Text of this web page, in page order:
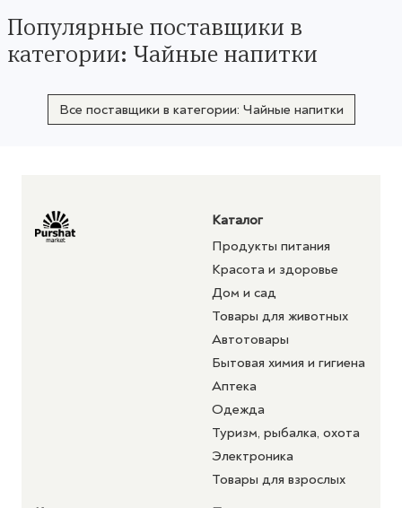
Популярные поставщики в
категории: Чайные напитки
Все поставщики в категории: Чайные напитки
Каталог
Продукты питания
Красота и здоровье
Дом и сад
Товары для животных
Автотовары
Бытовая химия и гигиена
Аптека
Одежда
Туризм, рыбалка, охота
Электроника
Товары для взрослых